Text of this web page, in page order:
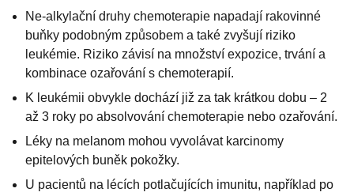
Ne-alkylační druhy chemoterapie napadají rakovinné
buňky podobným způsobem a také zvyšují riziko
leukémie. Riziko závisí na množství expozice, trvání a
kombinace ozařování s chemoterapií.
K leukémii obvykle dochází již za tak krátkou dobu – 2
až 3 roky po absolvování chemoterapie nebo ozařování.
Léky na melanom mohou vyvolávat karcinomy
epitelových buněk pokožky.
U pacientů na lécích potlačujících imunitu, například po